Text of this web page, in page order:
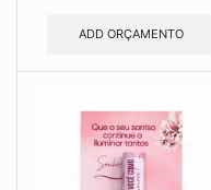
ADD ORÇAMENTO